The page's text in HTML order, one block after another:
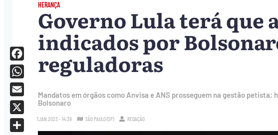
HERANÇA
Governo Lula terá que
indicados por
reguladoras
Mandatos em órgãos como Anvisa e ANS prosseguem na gestão
Bolsonaro
7.JAN.2023 - 14:39 SÃO PAULO (SP) REDAÇÃO
Facebook
WhatsApp
Email
X